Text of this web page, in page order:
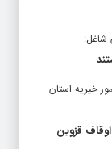
شاغل:
خیریه استان
قزوین